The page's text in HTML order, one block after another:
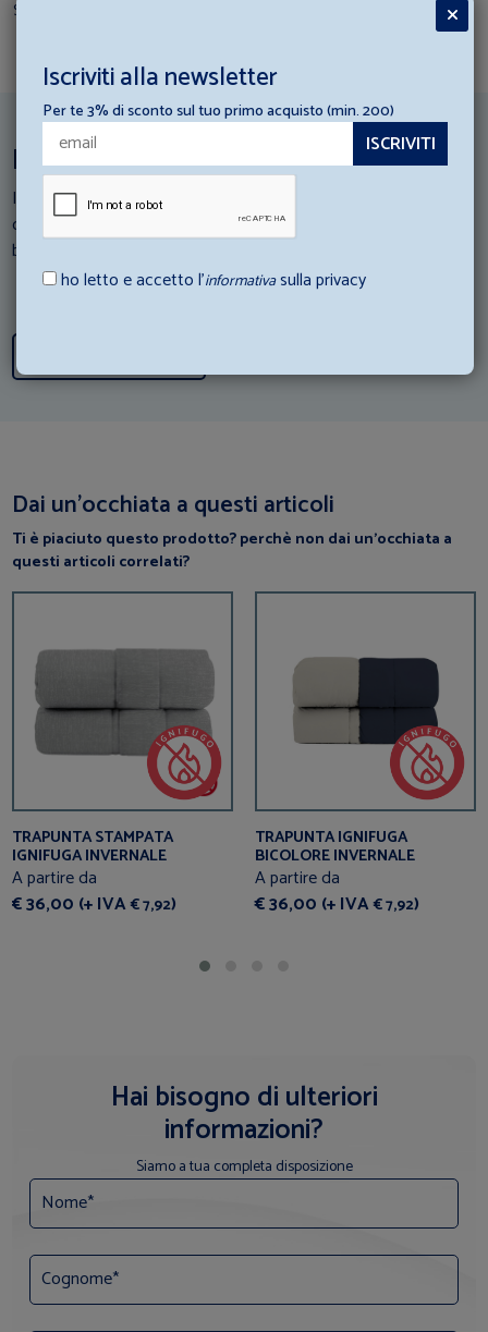
Scopri i prodotti per creare il tuo set
Ispirazioni per la tua struttura ricettiva
I nostri esperti di Hotellerie scendono in campo: Consulta i loro
consigli e scopri come abbinare al meglio gli articoli di
biancheria con la tua struttura ricettiva.
Dai un’occhiata a questi articoli
Ti è piaciuto questo prodotto? perchè non dai un’occhiata a
questi articoli correlati?
TRAPUNTA STAMPATA
IGNIFUGA INVERNALE
A partire da
€ 36,00 (+ IVA€ 7,92)
TRAPUNTA IGNIFUGA
BICOLORE INVERNALE
A partire da
€ 36,00 (+ IVA€ 7,92)
Hai bisogno di ulteriori
informazioni?
Siamo a tua completa disposizione
Iscriviti alla newsletter
Per te 3% di sconto sul tuo primo acquisto (min. 200)
ho letto e accetto l’informativasulla privacy